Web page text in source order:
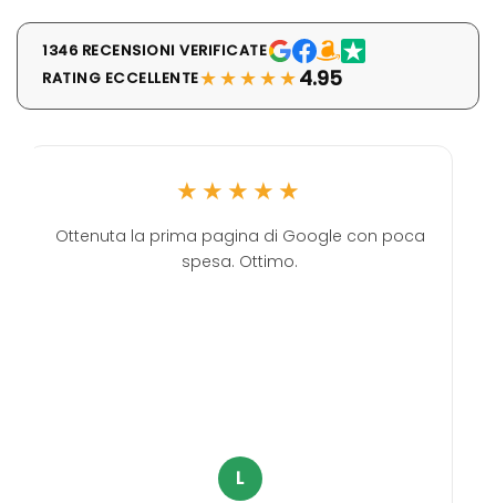
1346 RECENSIONI VERIFICATE
RATING ECCELLENTE★★★★★4.95
★★★★★
Ottenuta la prima pagina di Google con poca
spesa. Ottimo.
L